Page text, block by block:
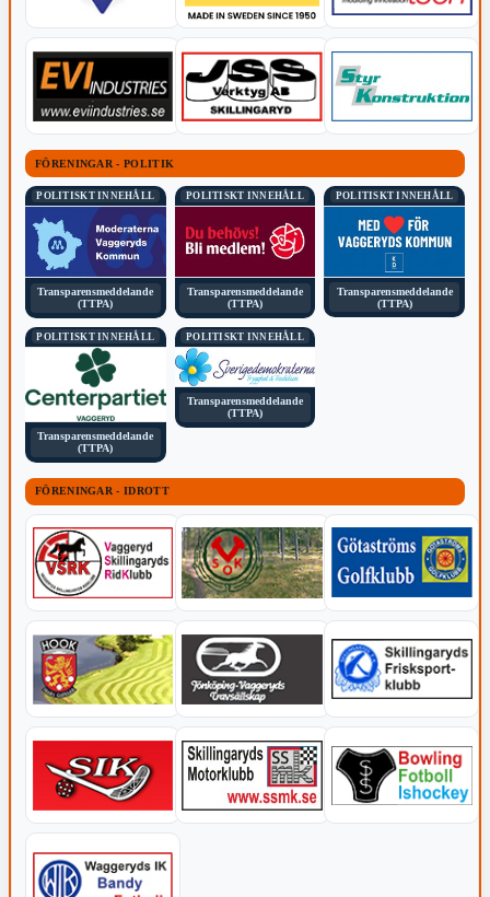
FÖRENINGAR - POLITIK
POLITISKT INNEHÅLL
Transparensmeddelande
(TTPA)
POLITISKT INNEHÅLL
Transparensmeddelande
(TTPA)
POLITISKT INNEHÅLL
Transparensmeddelande
(TTPA)
POLITISKT INNEHÅLL
Transparensmeddelande
(TTPA)
POLITISKT INNEHÅLL
Transparensmeddelande
(TTPA)
FÖRENINGAR - IDROTT